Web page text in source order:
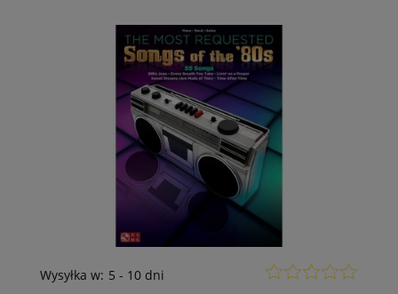
Wysyłka w: 5 - 10 dni